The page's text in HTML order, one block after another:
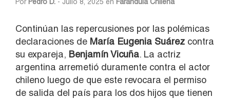
Continúan las repercusiones por las polémicas
declaraciones de María Eugenia Suárez contra
su expareja, Benjamín Vicuña. La actriz
argentina arremetió duramente contra el actor
chileno luego de que este revocara el permiso
de salida del país para los dos hijos que tienen